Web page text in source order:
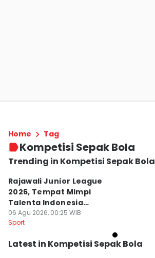
Home Tag
Kompetisi Sepak Bola
Trending in Kompetisi Sepak Bola
Rajawali Junior League
2026, Tempat Mimpi
Talenta Indonesia
Dimulai
06 Agu 2026, 00:25 WIB
Sport
Latest in Kompetisi Sepak Bola